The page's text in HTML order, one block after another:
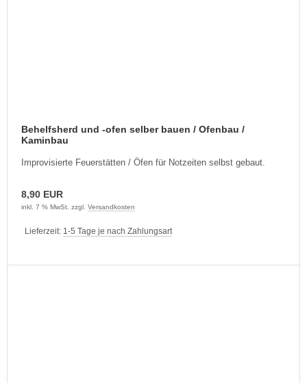
Behelfsherd und -ofen selber bauen / Ofenbau /
Kaminbau
Improvisierte Feuerstätten / Öfen für Notzeiten selbst gebaut.
8,90 EUR
inkl. 7 % MwSt. zzgl. Versandkosten
Lieferzeit: 1-5 Tage je nach Zahlungsart